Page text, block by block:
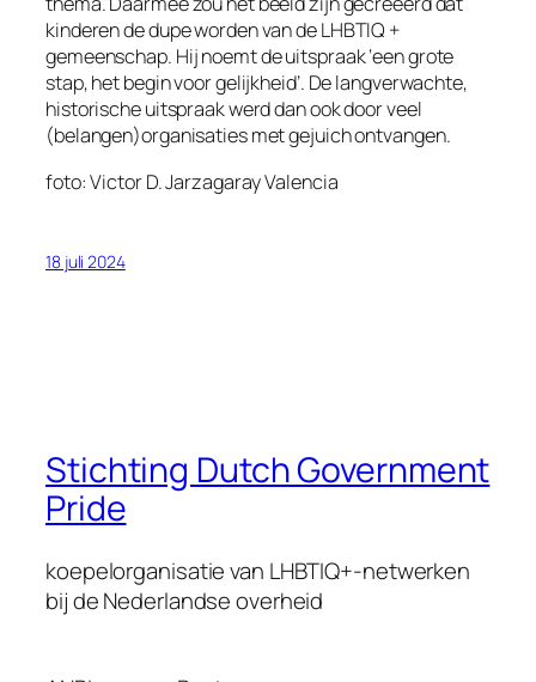
kinderen de dupe worden van de LHBTIQ +
gemeenschap. Hij noemt de uitspraak ‘een grote
stap, het begin voor gelijkheid’. De langverwachte,
historische uitspraak werd dan ook door veel
(belangen)organisaties met gejuich ontvangen.
foto: Victor D. Jarzagaray Valencia
18 juli 2024
Stichting Dutch Government
Pride
koepelorganisatie van LHBTIQ+-netwerken
bij de Nederlandse overheid